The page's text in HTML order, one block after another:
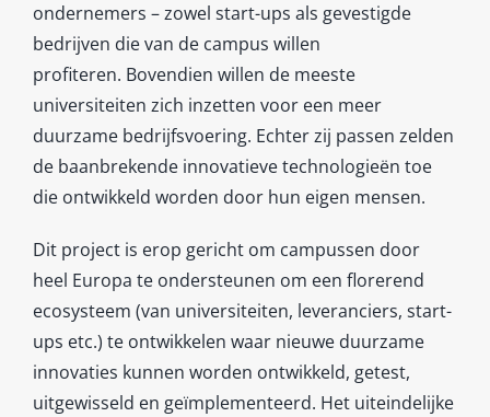
ondernemers – zowel start-ups als gevestigde
bedrijven die van de campus willen
profiteren. Bovendien willen de meeste
universiteiten zich inzetten voor een meer
duurzame bedrijfsvoering. Echter zij passen zelden
de baanbrekende innovatieve technologieën toe
die ontwikkeld worden door hun eigen mensen.
Dit project is erop gericht om campussen door
heel Europa te ondersteunen om een florerend
ecosysteem (van universiteiten, leveranciers, start-
ups etc.) te ontwikkelen waar nieuwe duurzame
innovaties kunnen worden ontwikkeld, getest,
uitgewisseld en geïmplementeerd. Het uiteindelijke